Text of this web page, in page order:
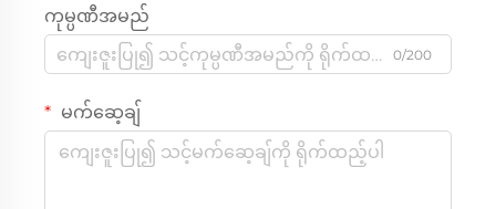
ကုမ္ပဏီအမည်
0/200
မက်ဆေ့ချ်